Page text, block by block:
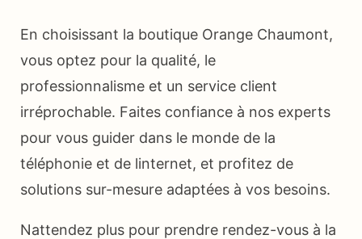
En choisissant la boutique Orange Chaumont,
vous optez pour la qualité, le
professionnalisme et un service client
irréprochable. Faites confiance à nos experts
pour vous guider dans le monde de la
téléphonie et de linternet, et profitez de
solutions sur-mesure adaptées à vos besoins.
Nattendez plus pour prendre rendez-vous à la